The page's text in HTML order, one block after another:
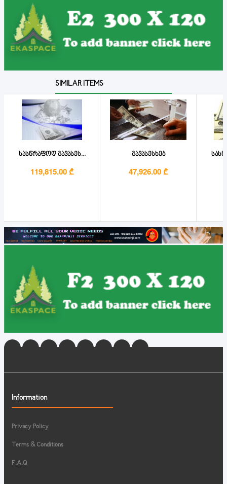
SIMILAR ITEMS
სასწრაფოდ გავასეს...
119,815.00 ₾
გავასესხებ
47,926.00 ₾
Information
Privacy Policy
Terms & Conditions
F.A.Q